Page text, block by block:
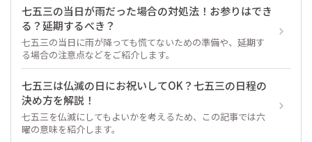
七五三の当日が雨だった場合の対処法！お参りはでき
る？延期するべき？
七五三の当日に雨が降っても慌てないための準備や、延期す
る場合の注意点などをご紹介します。
七五三は仏滅の日にお祝いしてOK？七五三の日程の
決め方を解説！
七五三を仏滅にしてもよいかを考えるため、この記事では六
曜の意味を紹介します。